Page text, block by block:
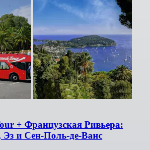
+ Французская Ривьера:
и Сен-Поль-де-Ванс